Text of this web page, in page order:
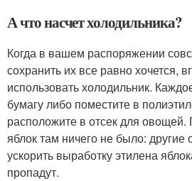
А что насчет холодильника?
Когда в вашем распоряжении
сохранить их все равно хочется,
использовать холодильник.
бумагу либо поместите в
расположите в отсек для
яблок там ничего не было:
ускорить выработку этилена
пропадут.